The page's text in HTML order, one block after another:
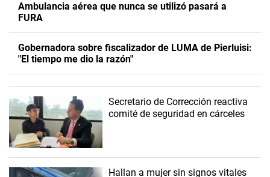
Ambulancia aérea que nunca se utilizó pasará a
FURA
Gobernadora sobre fiscalizador de LUMA de Pierluisi:
"El tiempo me dio la razón"
Secretario de Corrección reactiva
comité de seguridad en cárceles
Hallan a mujer sin signos vitales